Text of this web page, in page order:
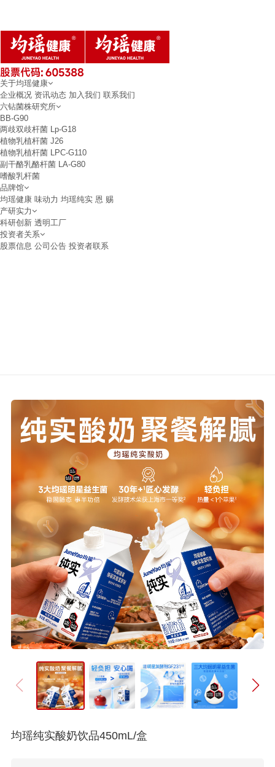
关于均瑶健康
企业概况 资讯动态 加入我们 联系我们
六钻菌株研究所
BB-G90
两歧双歧杆菌 Lp-G18
植物乳植杆菌 J26
植物乳植杆菌 LPC-G110
副干酪乳酪杆菌 LA-G80
嗜酸乳杆菌
品牌馆
均瑶健康 味动力 均瑶纯实 恩 赐
产研实力
科研创新 透明工厂
投资者关系
股票信息 公司公告 投资者联系
均瑶纯实酸奶饮品450mL/盒